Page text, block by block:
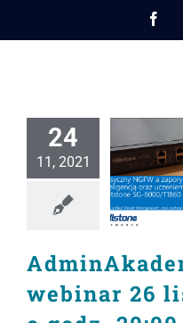
24
11, 2021
webinar 26